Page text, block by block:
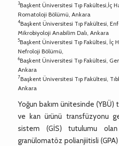
3Başkent Üniversitesi Tıp Fakültesi,İç
Romatoloji Bölümü, Ankara
4Başkent Üniversitesi Tıp Fakültesi,
Mikrobiyoloji Anabilim Dalı, Ankara
5Başkent Üniversitesi Tıp Fakültesi, İç
Nefroloji Bölümü,
6Başkent Üniversitesi Tıp Fakültesi,
Ankara
7Başkent Üniversitesi Tıp Fakültesi,
Ankara
Yoğun bakım ünitesinde
ve kan ürünü transfüzyonu
sistem (GİS) tutulumu
granülomatöz polianjiitisli